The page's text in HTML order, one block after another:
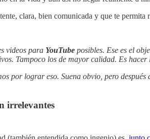
clara, bien comunicada y que te permita
videos para YouTube posibles. Ese es el
Tampoco los de mayor calidad. Es hacer
por lograr eso. Suena obvio, pero
irrelevantes